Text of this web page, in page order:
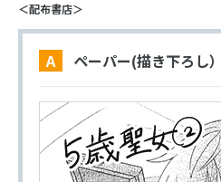
＜配布書店＞
A ペーパー(描き下ろし）